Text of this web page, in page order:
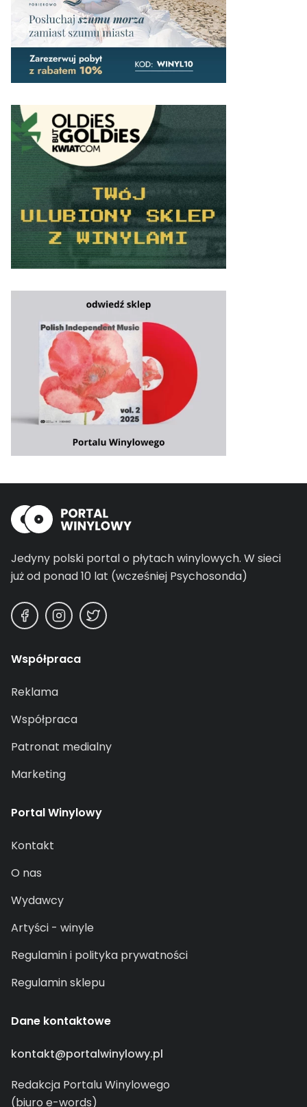
Jedyny polski portal o płytach winylowych. W sieci
już od ponad 10 lat (wcześniej Psychosonda)
Współpraca
Reklama
Współpraca
Patronat medialny
Marketing
Portal Winylowy
Kontakt
O nas
Wydawcy
Artyści - winyle
Regulamin i polityka prywatności
Regulamin sklepu
Dane kontaktowe
kontakt@portalwinylowy.pl
Redakcja Portalu Winylowego
(biuro e-words)